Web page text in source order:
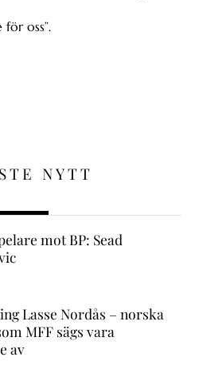
oss”.
NYTT
mot BP: Sead
Lasse Nordås – norska
MFF sägs vara
av